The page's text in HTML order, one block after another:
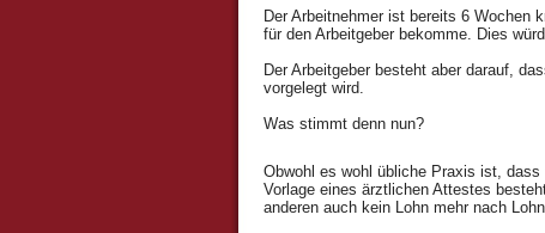
Der Arbeitnehmer ist bereits 6 Wochen
für den Arbeitgeber bekomme. Dies
Der Arbeitgeber besteht aber darauf,
vorgelegt wird.
Was stimmt denn nun?
Obwohl es wohl übliche Praxis ist,
Vorlage eines ärztlichen Attestes
anderen auch kein Lohn mehr nach